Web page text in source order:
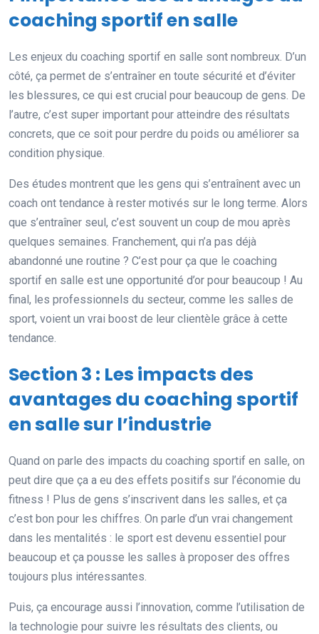
coaching sportif en salle
Les enjeux du coaching sportif en salle sont nombreux. D’un
côté, ça permet de s’entraîner en toute sécurité et d’éviter
les blessures, ce qui est crucial pour beaucoup de gens. De
l’autre, c’est super important pour atteindre des résultats
concrets, que ce soit pour perdre du poids ou améliorer sa
condition physique.
Des études montrent que les gens qui s’entraînent avec un
coach ont tendance à rester motivés sur le long terme. Alors
que s’entraîner seul, c’est souvent un coup de mou après
quelques semaines. Franchement, qui n’a pas déjà
abandonné une routine ? C’est pour ça que le coaching
sportif en salle est une opportunité d’or pour beaucoup ! Au
final, les professionnels du secteur, comme les salles de
sport, voient un vrai boost de leur clientèle grâce à cette
tendance.
Section 3 : Les impacts des
avantages du coaching sportif
en salle sur l’industrie
Quand on parle des impacts du coaching sportif en salle, on
peut dire que ça a eu des effets positifs sur l’économie du
fitness ! Plus de gens s’inscrivent dans les salles, et ça
c’est bon pour les chiffres. On parle d’un vrai changement
dans les mentalités : le sport est devenu essentiel pour
beaucoup et ça pousse les salles à proposer des offres
toujours plus intéressantes.
Puis, ça encourage aussi l’innovation, comme l’utilisation de
la technologie pour suivre les résultats des clients, ou